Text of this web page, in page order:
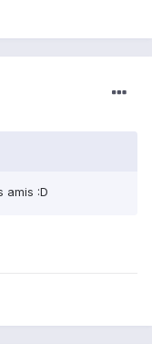
amis :D